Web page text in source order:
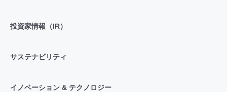
投資家情報（IR）
サステナビリティ
イノベーション & テクノロジー